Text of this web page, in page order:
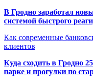
В Гродно заработал
системой быстрого
Как современные
клиентов
Куда сходить в Гродно
парке и прогулки по